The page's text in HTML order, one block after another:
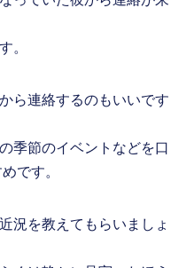
。
ら連絡するのもいいです
季節のイベントなどを口
です。
況を教えてもらいましょ